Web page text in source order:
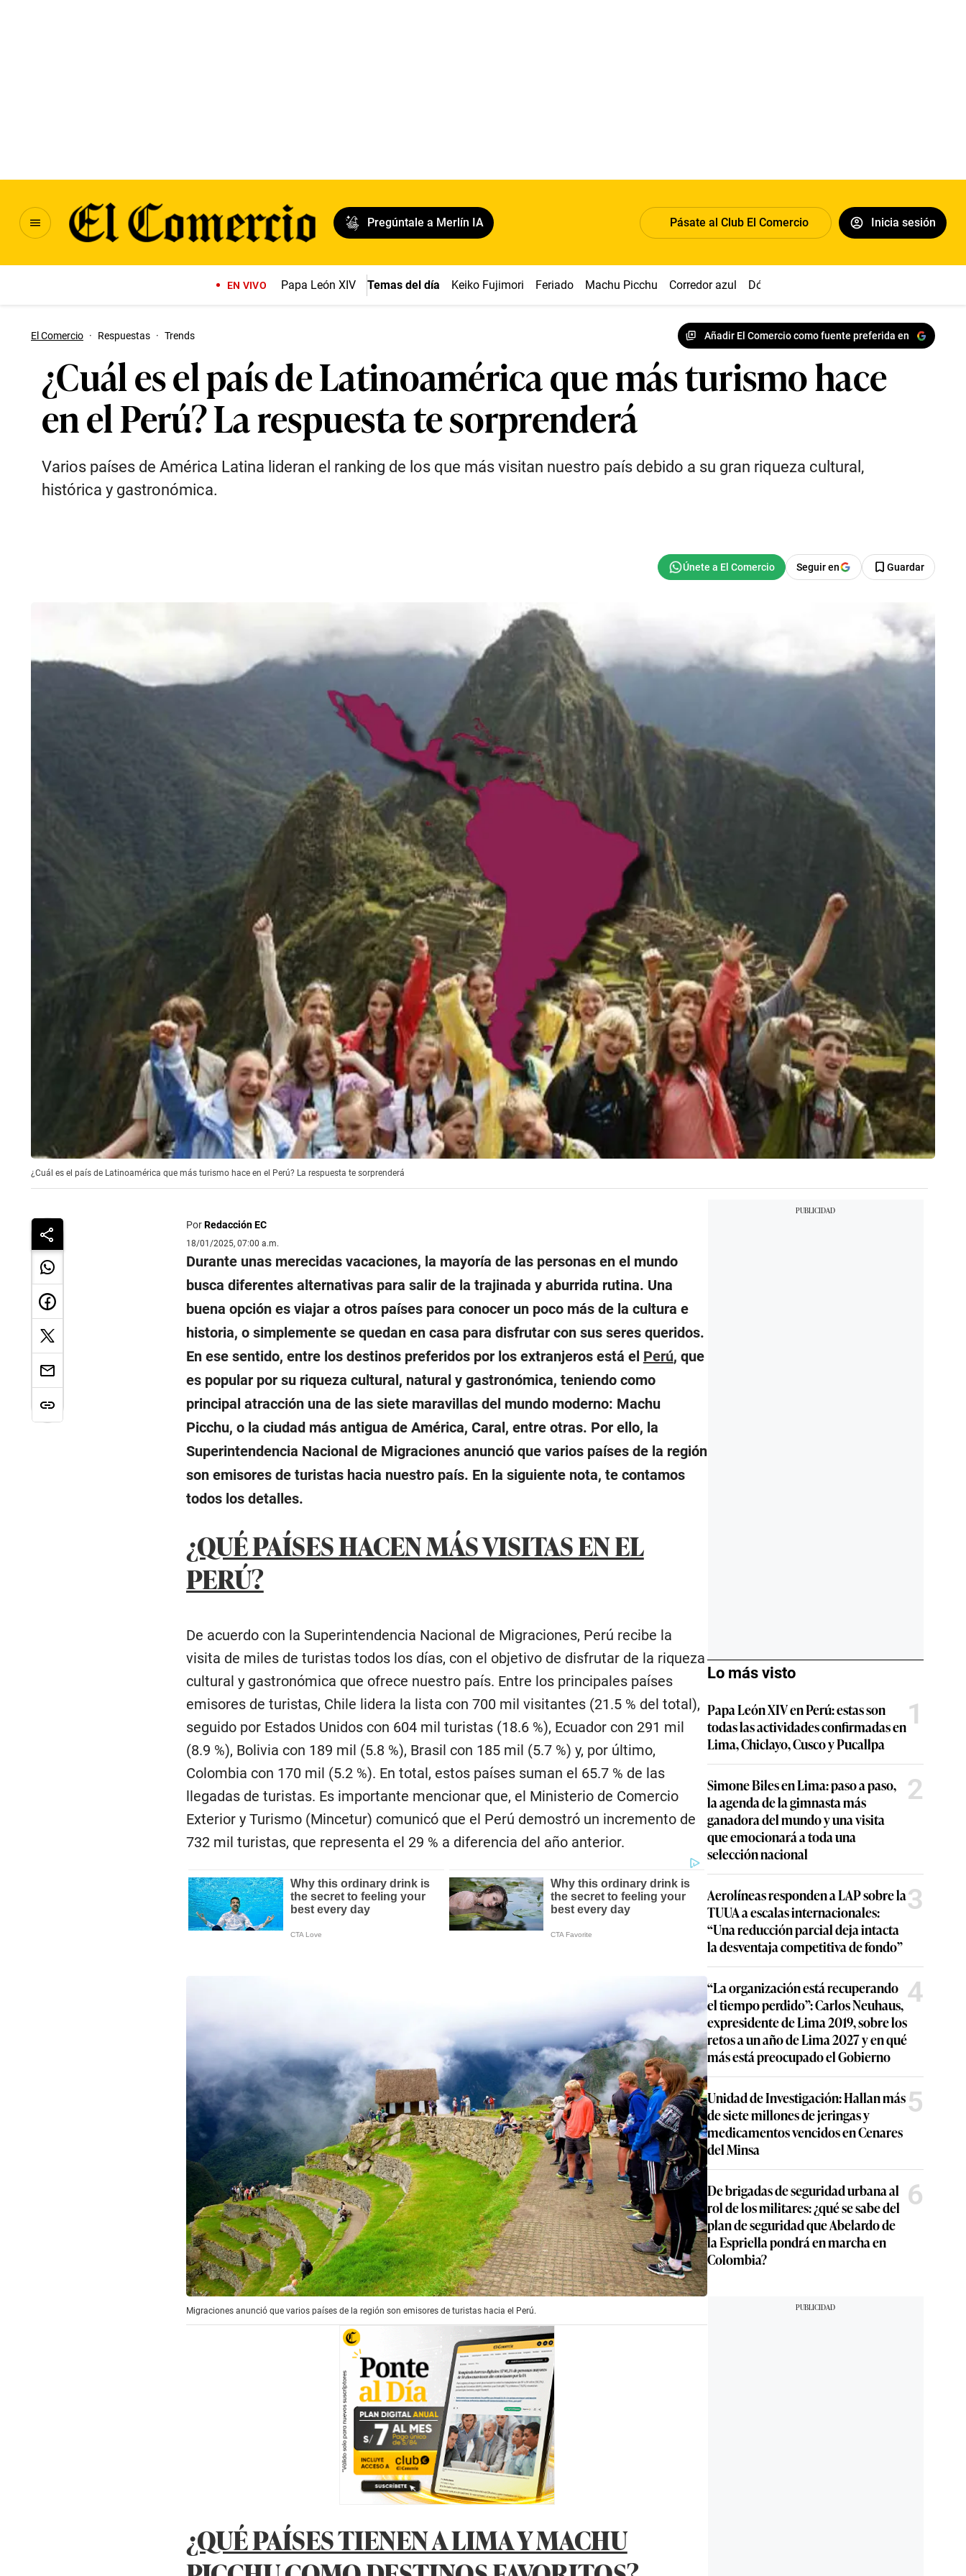
Pregúntale a Merlín IA Pásate al Club El Comercio Inicia sesión
EN VIVO Papa León XIV Temas del día Keiko Fujimori Feriado Machu Picchu Corredor azul Dólar
El Comercio · Respuestas · Trends Añadir El Comercio como fuente preferida en
¿Cuál es el país de Latinoamérica que más turismo hace
en el Perú? La respuesta te sorprenderá
Varios países de América Latina lideran el ranking de los que más visitan nuestro país debido a su gran riqueza cultural,
histórica y gastronómica.
Seguir en Guardar
¿Cuál es el país de Latinoamérica que más turismo hace en el Perú? La respuesta te sorprenderá
PorRedacción EC
18/01/2025, 07:00 a.m.
Durante unas merecidas vacaciones, la mayoría de las personas en el mundo
busca diferentes alternativas para salir de la trajinada y aburrida rutina. Una
buena opción es viajar a otros países para conocer un poco más de la cultura e
historia, o simplemente se quedan en casa para disfrutar con sus seres queridos.
En ese sentido, entre los destinos preferidos por los extranjeros está el Perú, que
es popular por su riqueza cultural, natural y gastronómica, teniendo como
principal atracción una de las siete maravillas del mundo moderno: Machu
Picchu, o la ciudad más antigua de América, Caral, entre otras. Por ello, la
Superintendencia Nacional de Migraciones anunció que varios países de la región
son emisores de turistas hacia nuestro país. En la siguiente nota, te contamos
todos los detalles.
¿QUÉ PAÍSES HACEN MÁS VISITAS EN EL
PERÚ?
De acuerdo con la Superintendencia Nacional de Migraciones, Perú recibe la
visita de miles de turistas todos los días, con el objetivo de disfrutar de la riqueza
cultural y gastronómica que ofrece nuestro país. Entre los principales países
emisores de turistas, Chile lidera la lista con 700 mil visitantes (21.5 % del total),
seguido por Estados Unidos con 604 mil turistas (18.6 %), Ecuador con 291 mil
(8.9 %), Bolivia con 189 mil (5.8 %), Brasil con 185 mil (5.7 %) y, por último,
Colombia con 170 mil (5.2 %). En total, estos países suman el 65.7 % de las
llegadas de turistas. Es importante mencionar que, el Ministerio de Comercio
Exterior y Turismo (Mincetur) comunicó que el Perú demostró un incremento de
732 mil turistas, que representa el 29 % a diferencia del año anterior.
Migraciones anunció que varios países de la región son emisores de turistas hacia el Perú.
¿QUÉ PAÍSES TIENEN A LIMA Y MACHU
Lo más visto
Papa León XIV en Perú: estas son
todas las actividades confirmadas en
Lima, Chiclayo, Cusco y Pucallpa
1
Simone Biles en Lima: paso a paso,
la agenda de la gimnasta más
ganadora del mundo y una visita
que emocionará a toda una
selección nacional
2
Aerolíneas responden a LAP sobre la
TUUA a escalas internacionales:
“Una reducción parcial deja intacta
la desventaja competitiva de fondo”
3
“La organización está recuperando
el tiempo perdido”: Carlos Neuhaus,
expresidente de Lima 2019, sobre los
retos a un año de Lima 2027 y en qué
más está preocupado el Gobierno
4
Unidad de Investigación: Hallan más
de siete millones de jeringas y
medicamentos vencidos en Cenares
del Minsa
5
De brigadas de seguridad urbana al
rol de los militares: ¿qué se sabe del
plan de seguridad que Abelardo de
la Espriella pondrá en marcha en
Colombia?
6